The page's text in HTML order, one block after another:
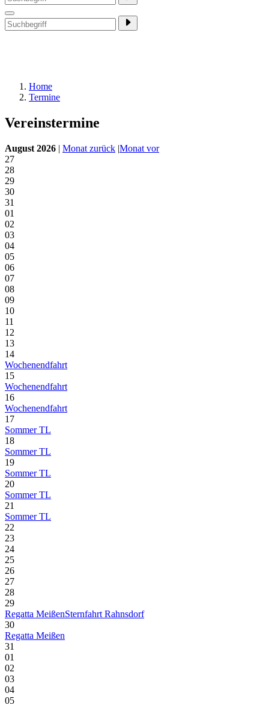
Home
Termine
Vereinstermine
August 2026 | Monat zurück |Monat vor
27
28
29
30
31
01
02
03
04
05
06
07
08
09
10
11
12
13
14
Wochenendfahrt
15
Wochenendfahrt
16
Wochenendfahrt
17
Sommer TL
18
Sommer TL
19
Sommer TL
20
Sommer TL
21
Sommer TL
22
23
24
25
26
27
28
29
Regatta MeißenSternfahrt Rahnsdorf
30
Regatta Meißen
31
01
02
03
04
05